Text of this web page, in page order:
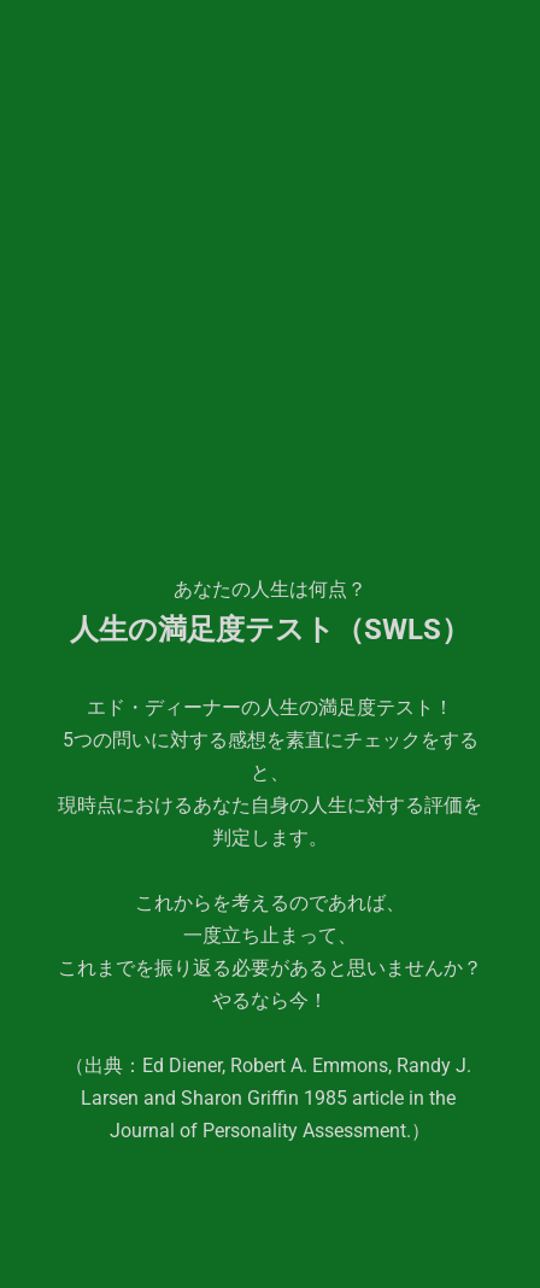
あなたの人生は何点？
人生の満足度テスト（SWLS）
エド・ディーナーの人生の満足度テスト！
5つの問いに対する感想を素直にチェックをする
と、
現時点におけるあなた自身の人生に対する評価を
判定します。
これからを考えるのであれば、
一度立ち止まって、
これまでを振り返る必要があると思いませんか？
やるなら今！
（出典：Ed Diener, Robert A. Emmons, Randy J.
Larsen and Sharon Griffin 1985 article in the
Journal of Personality Assessment.）